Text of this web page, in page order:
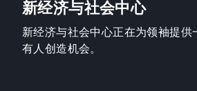
新经济与社会中心
新经济与社会中心正在为领袖提
有人创造机会。